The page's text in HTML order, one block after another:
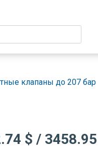
клапаны до 207 бар
$ /